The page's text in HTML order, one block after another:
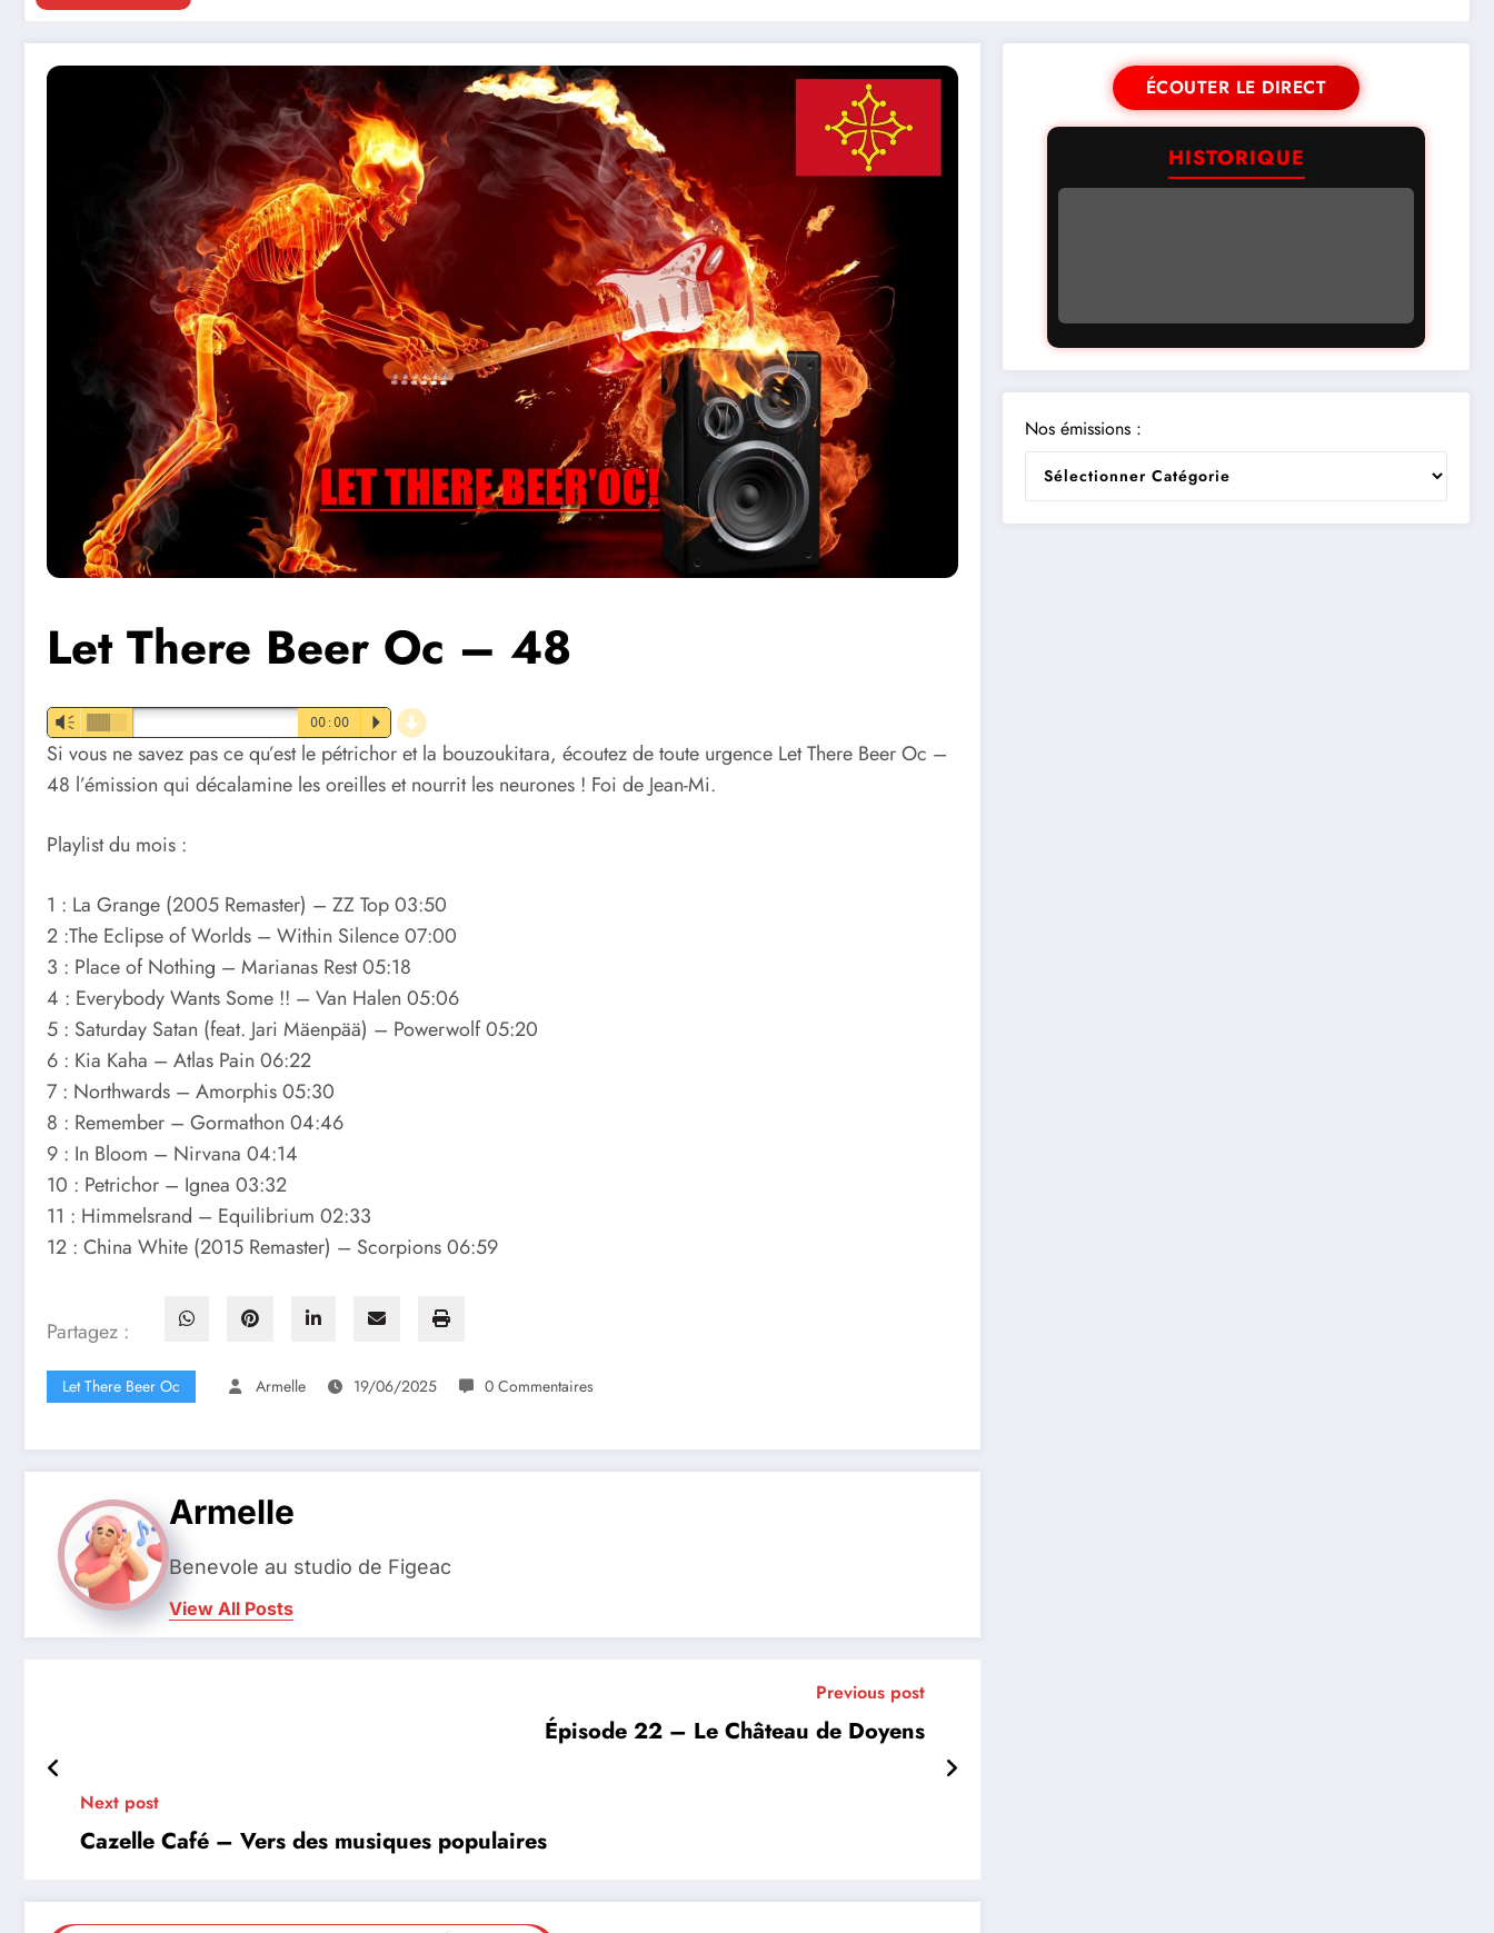
Let There Beer Oc – 48
Vm 00:00 P d
Si vous ne savez pas ce qu’est le pétrichor et la bouzoukitara, écoutez de toute urgence Let There Beer Oc –
48 l’émission qui décalamine les oreilles et nourrit les neurones ! Foi de Jean-Mi.
Playlist du mois :
1 : La Grange (2005 Remaster) – ZZ Top 03:50
2 :The Eclipse of Worlds – Within Silence 07:00
3 : Place of Nothing – Marianas Rest 05:18
4 : Everybody Wants Some !! – Van Halen 05:06
5 : Saturday Satan (feat. Jari Mäenpää) – Powerwolf 05:20
6 : Kia Kaha – Atlas Pain 06:22
7 : Northwards – Amorphis 05:30
8 : Remember – Gormathon 04:46
9 : In Bloom – Nirvana 04:14
10 : Petrichor – Ignea 03:32
11 : Himmelsrand – Equilibrium 02:33
12 : China White (2015 Remaster) – Scorpions 06:59
Partagez :
Let There Beer Oc Armelle 19/06/2025 0 Commentaires
Armelle
Benevole au studio de Figeac
View All Posts
Previous post
Épisode 22 – Le Château de Doyens
Next post
Cazelle Café – Vers des musiques populaires
ÉCOUTER LE DIRECT
HISTORIQUE
Nos émissions :